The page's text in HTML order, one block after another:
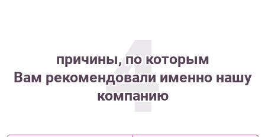
4
причины, по которым
Вам рекомендовали именно нашу
компанию